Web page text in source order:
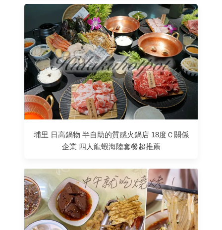
埔里 日高鍋物 半自助的質感火鍋店 18度Ｃ關係
企業 四人龍蝦海陸套餐超推薦